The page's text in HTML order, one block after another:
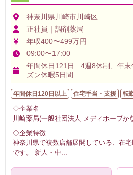
神奈川県川崎市川崎区
正社員｜調剤薬局
年収400〜499万円
09:00〜17:00
年間休日121日 4週8休制、年末
ズン休暇5日間
年間休日120日以上 住宅手当・支援 転
◇企業名
川崎薬局(一般社団法人 メディホープか
◇企業特徴
神奈川県で複数店舗展開している、在
です。 新人・中...